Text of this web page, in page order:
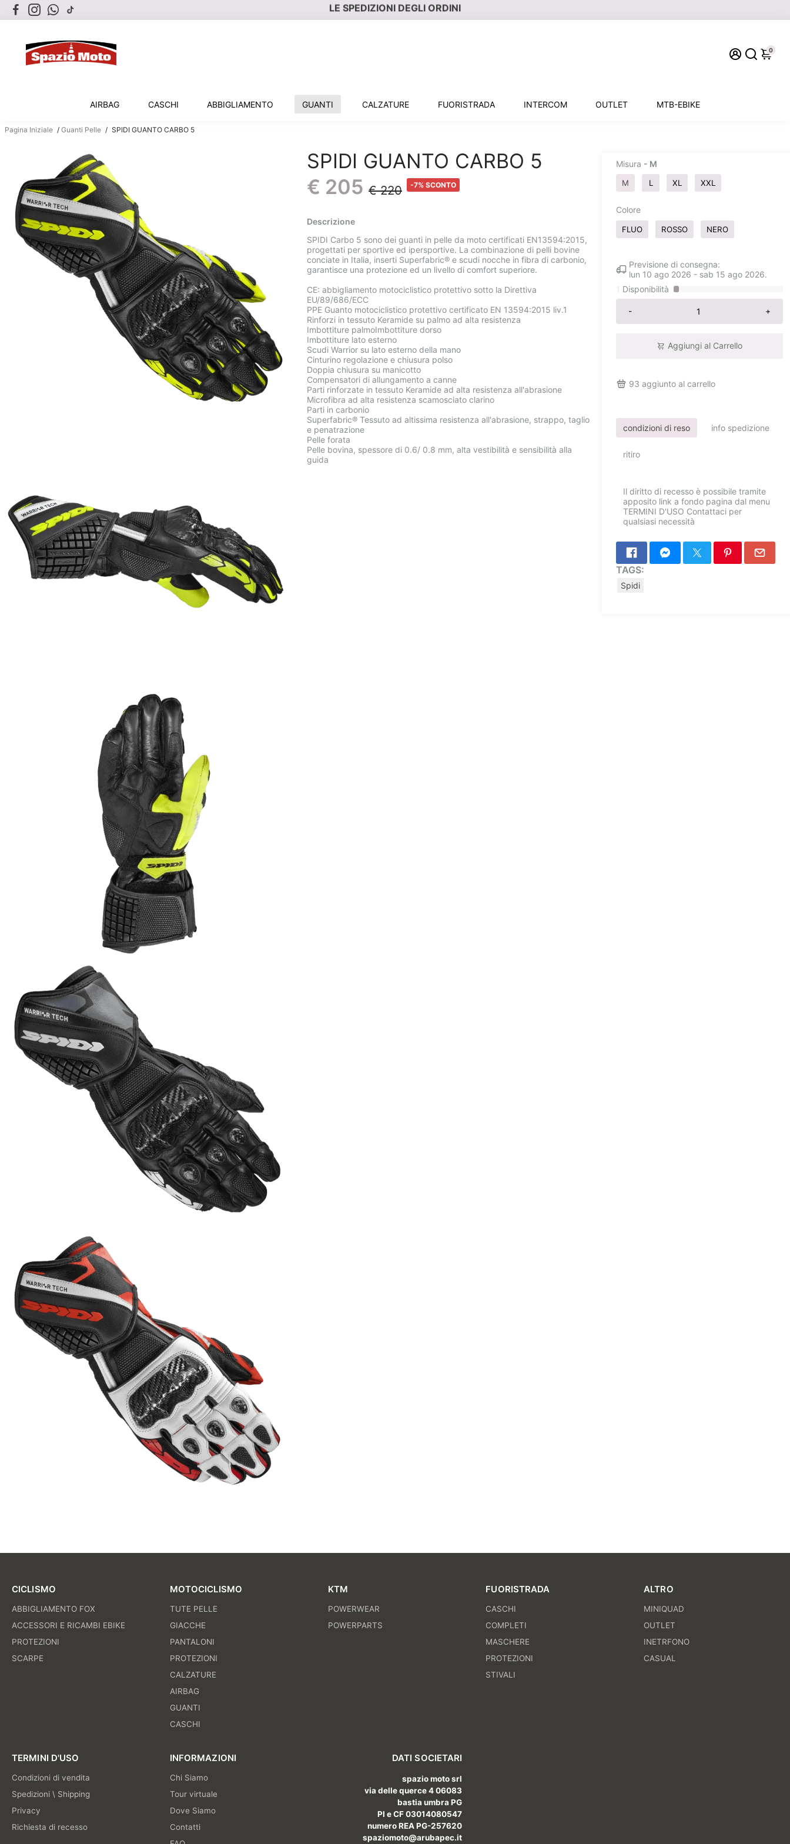
LE SPEDIZIONI DEGLI ORDINI
0
AIRBAG CASCHI ABBIGLIAMENTO GUANTI CALZATURE FUORISTRADA INTERCOM OUTLET MTB-EBIKE
Pagina Iniziale / Guanti Pelle / SPIDI GUANTO CARBO 5
SPIDI GUANTO CARBO 5
€ 205 € 220 -7% SCONTO
Descrizione
SPIDI Carbo 5 sono dei guanti in pelle da moto certificati EN13594:2015,
progettati per sportive ed ipersportive. La combinazione di pelli bovine
conciate in Italia, inserti Superfabric® e scudi nocche in fibra di carbonio,
garantisce una protezione ed un livello di comfort superiore.
CE: abbigliamento motociclistico protettivo sotto la Direttiva
EU/89/686/ECC
PPE Guanto motociclistico protettivo certificato EN 13594:2015 liv.1
Rinforzi in tessuto Keramide su palmo ad alta resistenza
Imbottiture palmoImbottiture dorso
Imbottiture lato esterno
Scudi Warrior su lato esterno della mano
Cinturino regolazione e chiusura polso
Doppia chiusura su manicotto
Compensatori di allungamento a canne
Parti rinforzate in tessuto Keramide ad alta resistenza all'abrasione
Microfibra ad alta resistenza scamosciato clarino
Parti in carbonio
Superfabric® Tessuto ad altissima resistenza all'abrasione, strappo, taglio
e penatrazione
Pelle forata
Pelle bovina, spessore di 0.6/ 0.8 mm, alta vestibilità e sensibilità alla
guida
Misura - M
M L XL XXL
Colore
FLUO ROSSO NERO
Previsione di consegna:
lun 10 ago 2026 - sab 15 ago 2026.
Disponibilità
- +
Aggiungi al Carrello
93 aggiunto al carrello
condizioni di reso info spedizione
ritiro
Il diritto di recesso è possibile tramite
apposito link a fondo pagina dal menu
TERMINI D'USO Contattaci per
qualsiasi necessità
TAGS:
Spidi
CICLISMO
ABBIGLIAMENTO FOX
ACCESSORI E RICAMBI EBIKE
PROTEZIONI
SCARPE
MOTOCICLISMO
TUTE PELLE
GIACCHE
PANTALONI
PROTEZIONI
CALZATURE
AIRBAG
GUANTI
CASCHI
KTM
POWERWEAR
POWERPARTS
FUORISTRADA
CASCHI
COMPLETI
MASCHERE
PROTEZIONI
STIVALI
ALTRO
MINIQUAD
OUTLET
INETRFONO
CASUAL
TERMINI D'USO
Condizioni di vendita
Spedizioni \ Shipping
Privacy
Richiesta di recesso
INFORMAZIONI
Chi Siamo
Tour virtuale
Dove Siamo
Contatti
DATI SOCIETARI
spazio moto srl
via delle querce 4 06083
bastia umbra PG
PI e CF 03014080547
numero REA PG-257620
spaziomoto@arubapec.it